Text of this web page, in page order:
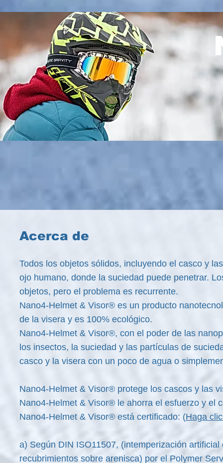
Acerca de
Todos los objetos sólidos, incluyendo el casco y
ojo humano, donde la suciedad puede penetrar.
objetos, pero el problema es recurrente.
Nano4-Helmet & Visor® es un producto
de la visera y es 100% ecológico.
Nano4-Helmet & Visor®, con el poder de las
los insectos, la suciedad y las partículas de
casco y la visera con un poco de agua o
Nano4-Helmet & Visor® protege los cascos y las
Nano4-Helmet & Visor® le ahorra el esfuerzo y el
Nano4-Helmet & Visor® está certificado: (Haga
a) Según DIN ISO11507, (intemperización
recubrimientos sobre arenisca) por el Polymer